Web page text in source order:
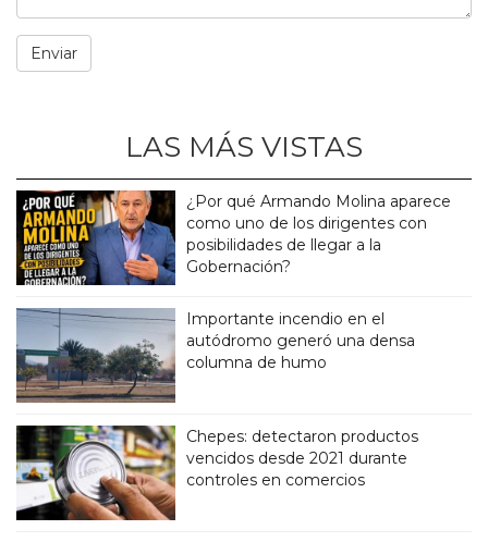
LAS MÁS VISTAS
¿Por qué Armando Molina aparece
como uno de los dirigentes con
posibilidades de llegar a la
Gobernación?
Importante incendio en el
autódromo generó una densa
columna de humo
Chepes: detectaron productos
vencidos desde 2021 durante
controles en comercios